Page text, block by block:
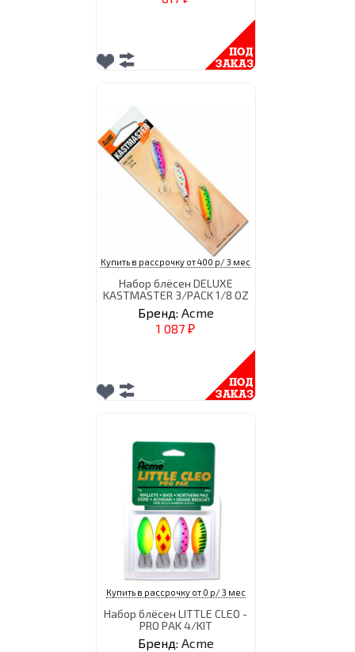
Купить в рассрочку от 400 р/ 3 мес
Набор блёсен DELUXE
KASTMASTER 3/PACK 1/8 OZ
Бренд: Acme
1 087 ₽
Купить в рассрочку от 0 р/ 3 мес
Набор блёсен LITTLE CLEO -
PRO PAK 4/KIT
Бренд: Acme